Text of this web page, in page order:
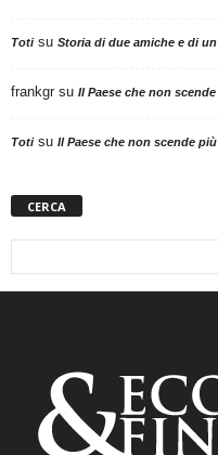
Totisu Storia di due amiche e di
frankgr su Il Paese che non
Totisu Il Paese che non scende
CERCA